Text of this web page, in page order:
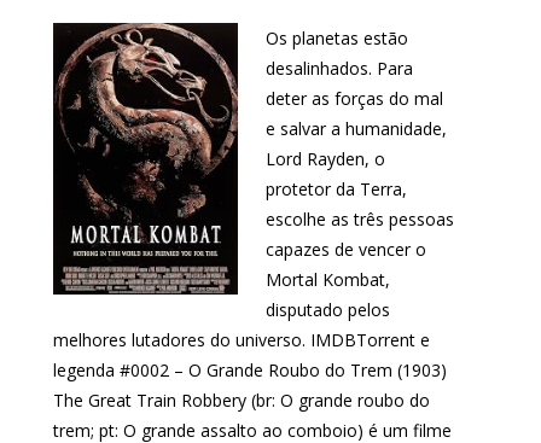
Os planetas estão
desalinhados. Para
deter as forças do mal
e salvar a humanidade,
Lord Rayden, o
protetor da Terra,
escolhe as três pessoas
capazes de vencer o
Mortal Kombat,
disputado pelos
melhores lutadores do universo. IMDBTorrent e
legenda #0002 – O Grande Roubo do Trem (1903)
The Great Train Robbery (br: O grande roubo do
trem; pt: O grande assalto ao comboio) é um filme